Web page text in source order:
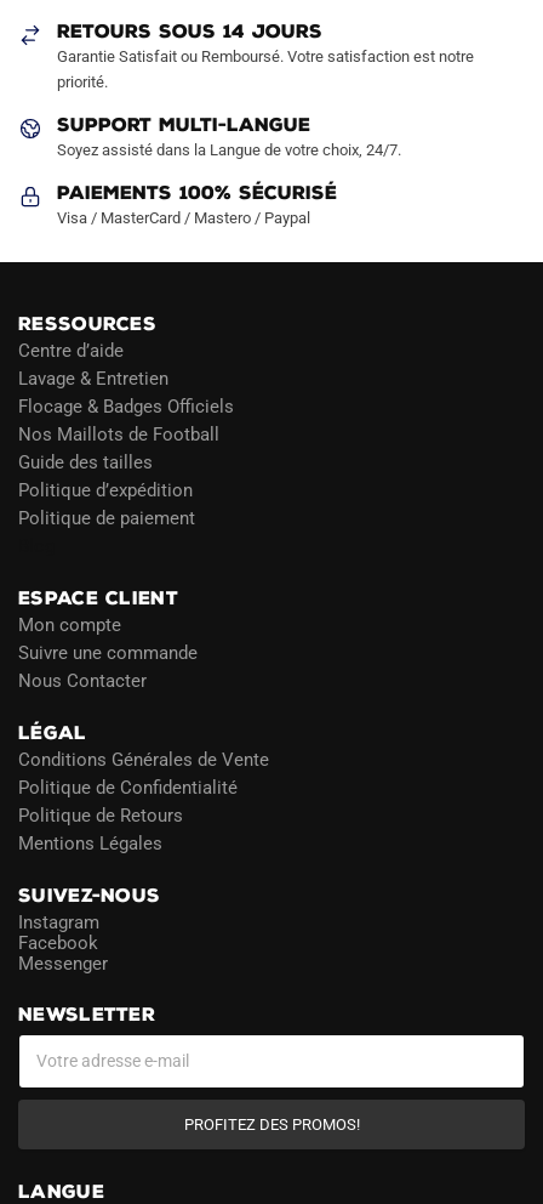
la
page
produit
page
RETOURS SOUS 14 JOURS
Garantie Satisfait ou Remboursé. Votre satisfaction est notre
priorité.
SUPPORT MULTI-LANGUE
Soyez assisté dans la Langue de votre choix, 24/7.
Paiements 100% Sécurisé
Visa / MasterCard / Mastero / Paypal
RESSOURCES
Centre d’aide
Lavage & Entretien
Flocage & Badges Officiels
Nos Maillots de Football
Guide des tailles
Politique d’expédition
Politique de paiement
ESPACE CLIENT
Mon compte
Suivre une commande
Nous Contacter
LÉGAL
Conditions Générales de Vente
Politique de Confidentialité
Politique de Retours
Mentions Légales
SUIVEZ-NOUS
Instagram
Facebook
Messenger
NEWSLETTER
PROFITEZ DES PROMOS!
LANGUE